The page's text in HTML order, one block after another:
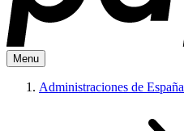
Menu
Administraciones de España